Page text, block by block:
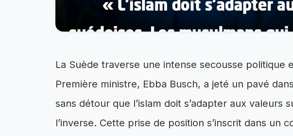
La Suède traverse une intense secousse politique
Première ministre, Ebba Busch, a jeté un pavé
sans détour que l’islam doit s’adapter aux valeurs
l’inverse. Cette prise de position s’inscrit dans un